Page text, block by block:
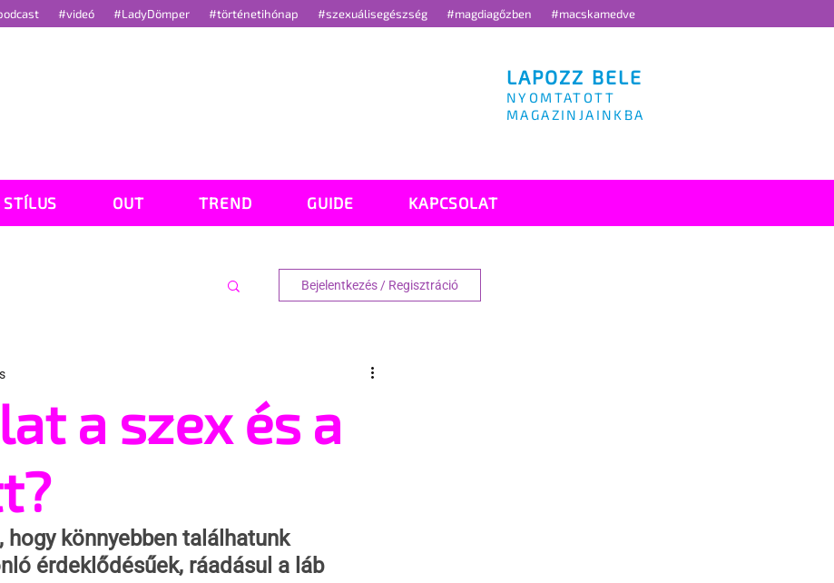
#videó #LadyDömper #történetihónap #szexuálisegészség #magdiagőzben #macskamedve
LAPOZZ BELE
NYOMTATOTT
MAGAZINJAINKBA
STÍLUS OUT TREND GUIDE KAPCSOLAT
Bejelentkezés / Regisztráció
a szex és a
hogy könnyebben találhatunk
érdeklődésűek, ráadásul a láb